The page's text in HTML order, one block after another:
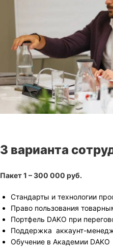
3 варианта
Пакет 1 – 300 000 руб.
Стандарты и технологии
Право пользования
Портфель DAKO при
Поддержка аккаунт-
Обучение в Академии DAKO